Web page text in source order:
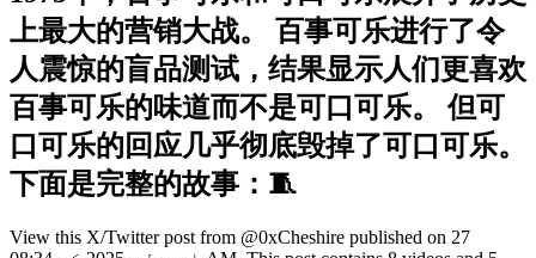
上最大的营销大战。 百事可乐进行了令
人震惊的盲品测试，结果显示人们更喜欢
百事可乐的味道而不是可口可乐。 但可
口可乐的回应几乎彻底毁掉了可口可乐。
下面是完整的故事：🧵
View this X/Twitter post from @0xCheshire published on 27